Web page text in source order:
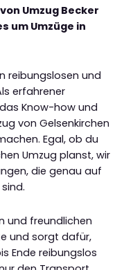
Umzug Becker
um Umzüge in
reibungslosen und
erfahrener
Know-how und
von Gelsenkirchen
Egal, ob du
Umzug planst, wir
die genau auf
und freundlichen
und sorgt dafür,
Ende reibungslos